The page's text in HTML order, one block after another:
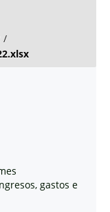
/
gastos e